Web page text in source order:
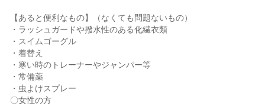
【あると便利なもの】（なくても問題ないもの）
・ラッシュガードや撥水性のある化繊衣類
・スイムゴーグル
・着替え
・寒い時のトレーナーやジャンパー等
・常備薬
・虫よけスプレー
〇女性の方